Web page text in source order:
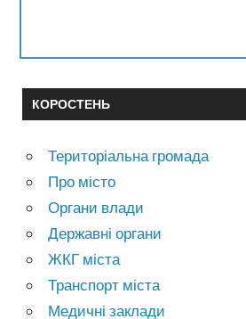
КОРОСТЕНЬ
Територіальна громада
Про місто
Органи влади
Державні органи
ЖКГ міста
Транспорт міста
Медичні заклади